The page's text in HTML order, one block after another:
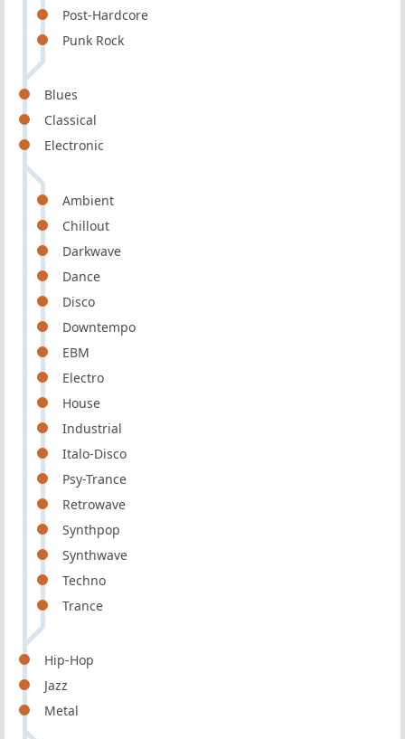
Post-Hardcore
Punk Rock
Blues
Classical
Electronic
Ambient
Chillout
Darkwave
Dance
Disco
Downtempo
EBM
Electro
House
Industrial
Italo-Disco
Psy-Trance
Retrowave
Synthpop
Synthwave
Techno
Trance
Hip-Hop
Jazz
Metal